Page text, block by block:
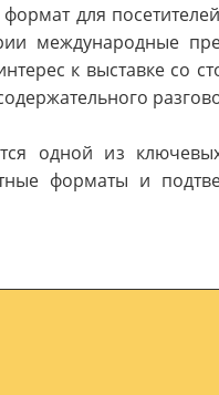
для
международные
к выставке со
одной из
форматы и